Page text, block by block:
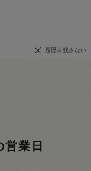
履歴を残さない
業日